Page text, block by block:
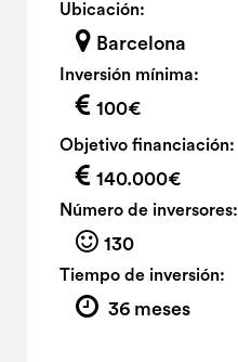
Ubicación:
Barcelona
Inversión mínima:
100€
Objetivo financiación:
140.000€
Número de inversores:
130
Tiempo de inversión:
36 meses